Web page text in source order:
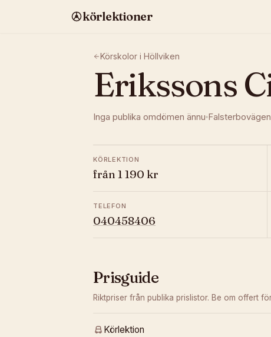
körlektioner
Körskolor i Höllviken
Erikssons
Inga publika omdömen ännu
KÖRLEKTION
från 1 190 kr
TELEFON
040458406
Prisguide
Riktpriser från publika prislistor. Be om offert
Körlektion